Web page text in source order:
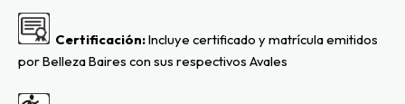
Certificación: Incluye certificado y matrícula emitidos
por Belleza Baires con sus respectivos Avales